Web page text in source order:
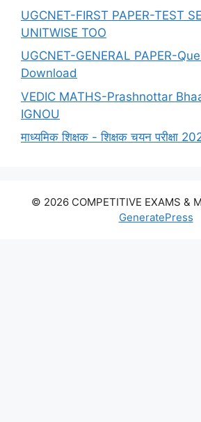
UGCNET-FIRST PAPER-TEST
UNITWISE TOO
UGCNET-GENERAL PAPER-
Download
VEDIC MATHS-Prashnottar
IGNOU
माध्यमिक शिक्षक - शिक्षक चयन परीक्षा
© 2026 COMPETITIVE EXAMS &
GeneratePress